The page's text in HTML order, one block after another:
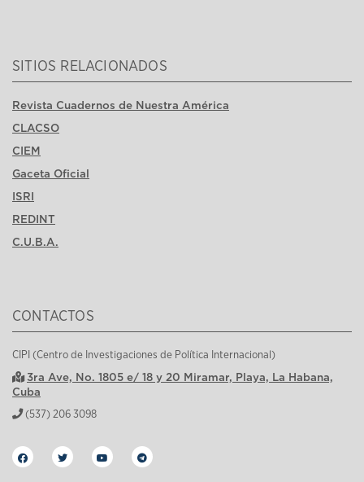
SITIOS RELACIONADOS
Revista Cuadernos de Nuestra América
CLACSO
CIEM
Gaceta Oficial
ISRI
REDINT
C.U.B.A.
CONTACTOS
CIPI (Centro de Investigaciones de Política Internacional)
3ra Ave, No. 1805 e/ 18 y 20 Miramar, Playa, La Habana,
Cuba
(537) 206 3098